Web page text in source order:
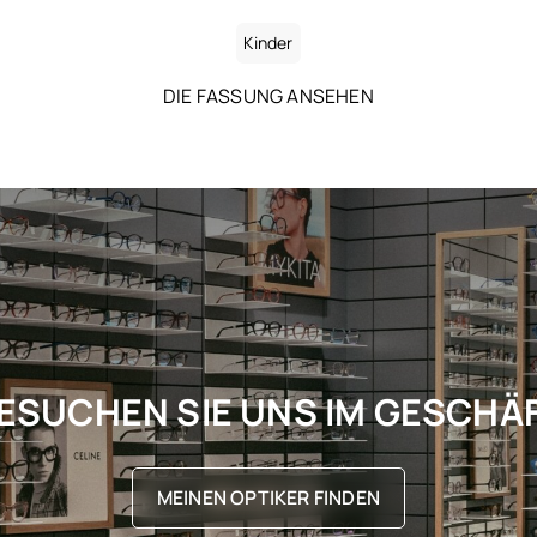
Kinder
DIE FASSUNG ANSEHEN
SIE UNS IM
MEINEN OPTIKER FINDEN